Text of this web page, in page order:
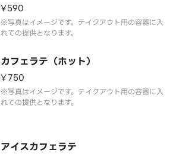
¥590
※写真はイメージです。テイクアウト用の容器に入
れての提供となります。
カフェラテ（ホット）
¥750
※写真はイメージです。テイクアウト用の容器に入
れての提供となります。
アイスカフェラテ